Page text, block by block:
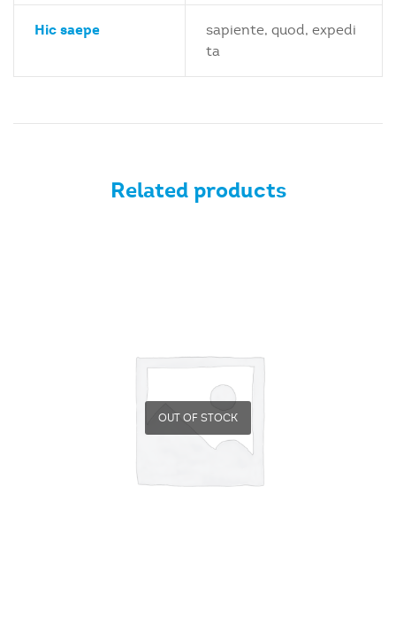
Hic saepe
sapiente, quod, expedi
ta
Related products
OUT OF STOCK